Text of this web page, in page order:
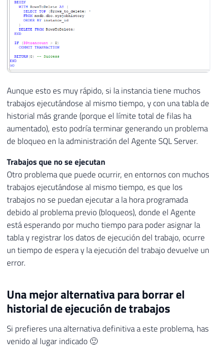
Aunque esto es muy rápido, si la instancia tiene muchos
trabajos ejecutándose al mismo tiempo, y con una tabla de
historial más grande (porque el límite total de filas ha
aumentado), esto podría terminar generando un problema
de bloqueo en la administración del Agente SQL Server.
Trabajos que no se ejecutan
Otro problema que puede ocurrir, en entornos con muchos
trabajos ejecutándose al mismo tiempo, es que los
trabajos no se puedan ejecutar a la hora programada
debido al problema previo (bloqueos), donde el Agente
está esperando por mucho tiempo para poder asignar la
tabla y registrar los datos de ejecución del trabajo, ocurre
un tiempo de espera y la ejecución del trabajo devuelve un
error.
Una mejor alternativa para borrar el
historial de ejecución de trabajos
Si prefieres una alternativa definitiva a este problema, has
venido al lugar indicado 🙂